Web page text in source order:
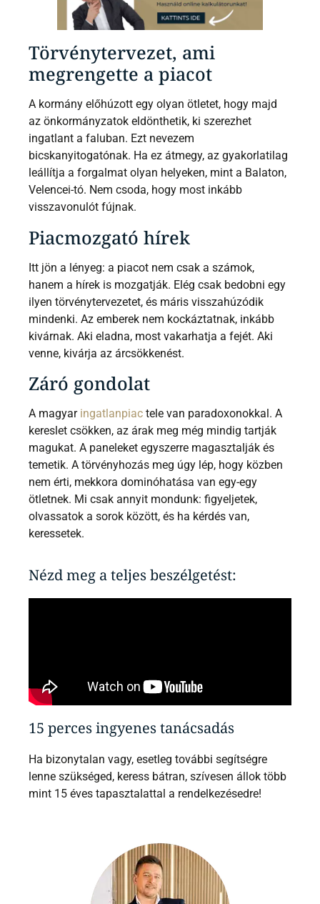
Törvénytervezet, ami
megrengette a piacot
A kormány előhúzott egy olyan ötletet, hogy majd
az önkormányzatok eldönthetik, ki szerezhet
ingatlant a faluban. Ezt nevezem
bicskanyitogatónak. Ha ez átmegy, az gyakorlatilag
leállítja a forgalmat olyan helyeken, mint a Balaton,
Velencei-tó. Nem csoda, hogy most inkább
visszavonulót fújnak.
Piacmozgató hírek
Itt jön a lényeg: a piacot nem csak a számok,
hanem a hírek is mozgatják. Elég csak bedobni egy
ilyen törvénytervezetet, és máris visszahúzódik
mindenki. Az emberek nem kockáztatnak, inkább
kivárnak. Aki eladna, most vakarhatja a fejét. Aki
venne, kivárja az árcsökkenést.
Záró gondolat
A magyar ingatlanpiac tele van paradoxonokkal. A
kereslet csökken, az árak meg még mindig tartják
magukat. A paneleket egyszerre magasztalják és
temetik. A törvényhozás meg úgy lép, hogy közben
nem érti, mekkora dominóhatása van egy-egy
ötletnek. Mi csak annyit mondunk: figyeljetek,
olvassatok a sorok között, és ha kérdés van,
keressetek.
Nézd meg a teljes beszélgetést:
15 perces ingyenes tanácsadás
Ha bizonytalan vagy, esetleg további segítségre
lenne szükséged, keress bátran, szívesen állok több
mint 15 éves tapasztalattal a rendelkezésedre!